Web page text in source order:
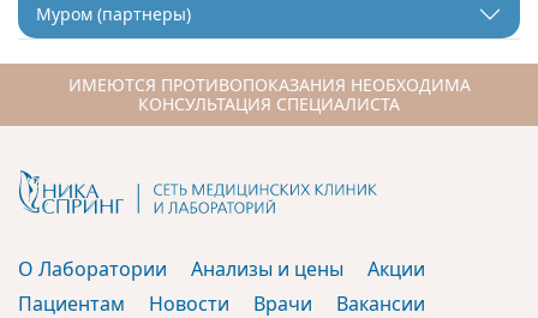
Муром (партнеры)
ИМЕЮТСЯ ПРОТИВОПОКАЗАНИЯ НЕОБХОДИМА
КОНСУЛЬТАЦИЯ СПЕЦИАЛИСТА
О Лаборатории Анализы и цены
Акции
Пациентам
Новости Врачи
Вакансии